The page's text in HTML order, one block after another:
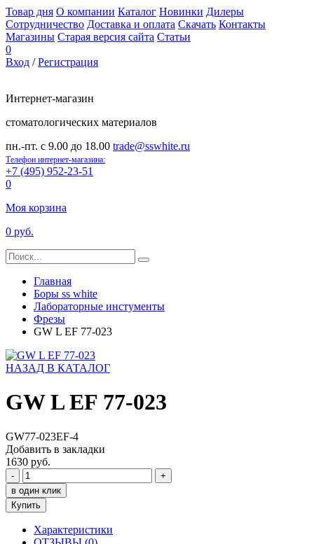
Товар дня О компании Каталог Новинки Дилеры
Сотрудничество Доставка и оплата Скачать Контакты
Магазины Старая версия сайта Статьи
0
Вход /Регистрация
Интернет-магазин
стоматологических материалов
пн.-пт. с 9.00 до 18.00 trade@sswhite.ru
Телефон интернет-магазина:
+7 (495) 952-23-51
0
Моя корзина
0 руб.
Главная
Боры ss white
Лабораторные инстументы
Фрезы
GW L EF 77-023
НАЗАД В КАТАЛОГ
GW L EF 77-023
GW77-023EF-4
Добавить в закладки
1630 руб.
-
+
в один клик
Купить
Характеристики